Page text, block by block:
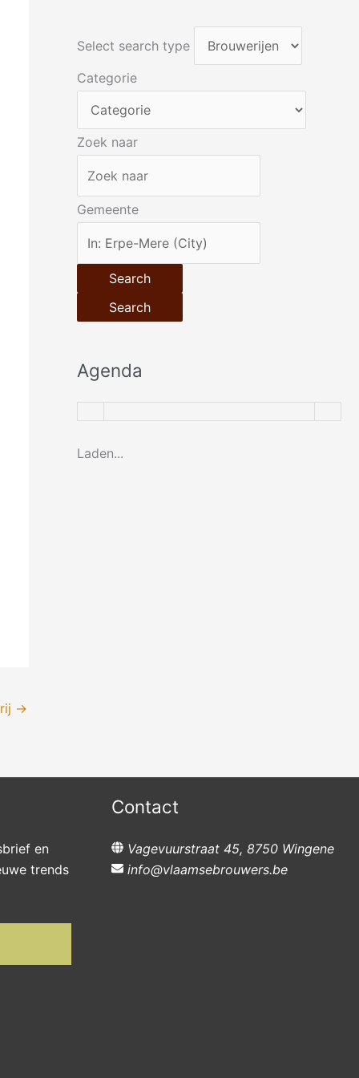
→
Select search type
Categorie
Zoek naar
Gemeente
Search
Search
Agenda
Laden...
en
trends
Contact
Vagevuurstraat 45, 8750 Wingene
info@vlaamsebrouwers.be